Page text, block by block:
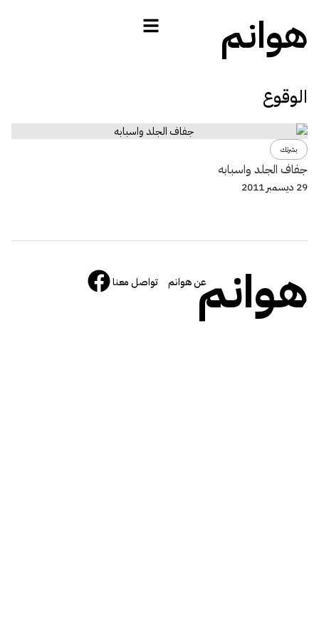
هوانم
الوقوع
بشرتك
جفاف الجلد واسبابه
29 ديسمبر 2011
هوانمعن هوانم تواصل معنا